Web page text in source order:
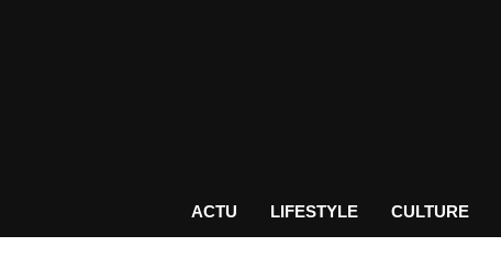
ACTU LIFESTYLE CULTURE